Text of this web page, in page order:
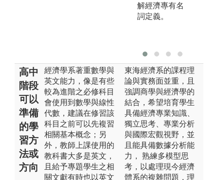
解經濟專有名
詞定義。
高中
階段
可以
準備
的學
習方
法或
方向
經濟學系著重數學與
英文能力，像是有些
較為進階之必修科目
會使用到數學與線性
代數，建議在修習該
科目之前可以先複習
相關基本概念；另
外，教師上課使用的
教科書大多是英文，
且給予專題學生之相
關文獻有時也以英文
東海經濟系的課程理
論與實務面並重，且
強調商學與經濟學的
結合，希望培育學生
具備經濟專業知識、
獨立思考、專業分析
與國際宏觀視野，並
且能具備數據分析能
力， 熟練多模型思
考，以處理現今經濟
體系的複雜問題，理